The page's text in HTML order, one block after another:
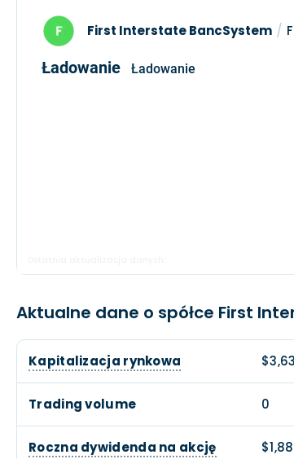
First Interstate BancSystem /
Ładowanie Ładowanie
Aktualne dane o spółce First
Kapitalizacja rynkowa
Trading volume 0
Roczna dywidenda na akcję $1,88